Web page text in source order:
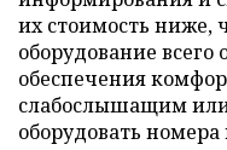
их стоимость ниже,
оборудование
обеспечения
слабослышащим
оборудовать